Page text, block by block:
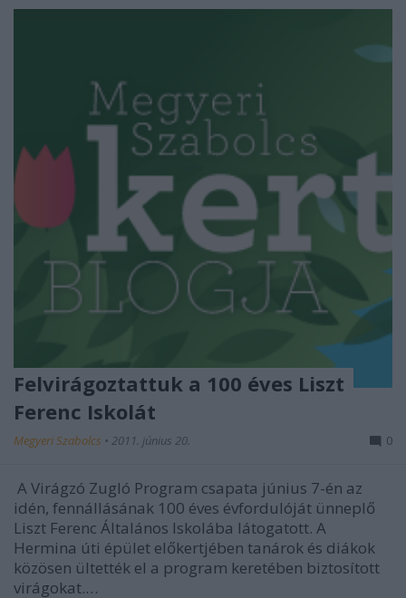
Felvirágoztattuk a 100 éves Liszt
Ferenc Iskolát
Megyeri Szabolcs • 2011. június 20. 0
A Virágzó Zugló Program csapata június 7-én az
idén, fennállásának 100 éves évfordulóját ünneplő
Liszt Ferenc Általános Iskolába látogatott. A
Hermina úti épület előkertjében tanárok és diákok
közösen ültették el a program keretében biztosított
virágokat.…